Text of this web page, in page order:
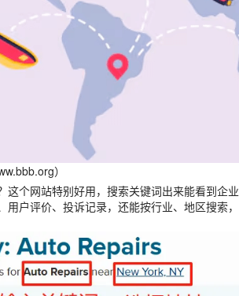
）
这个网站特别好用，搜索关键词出来能看到企业
用户评价、投诉记录，还能按行业、地区搜索，